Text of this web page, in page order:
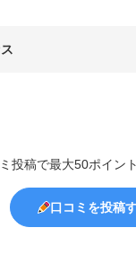
投稿で最大50ポイン
口コミを投稿